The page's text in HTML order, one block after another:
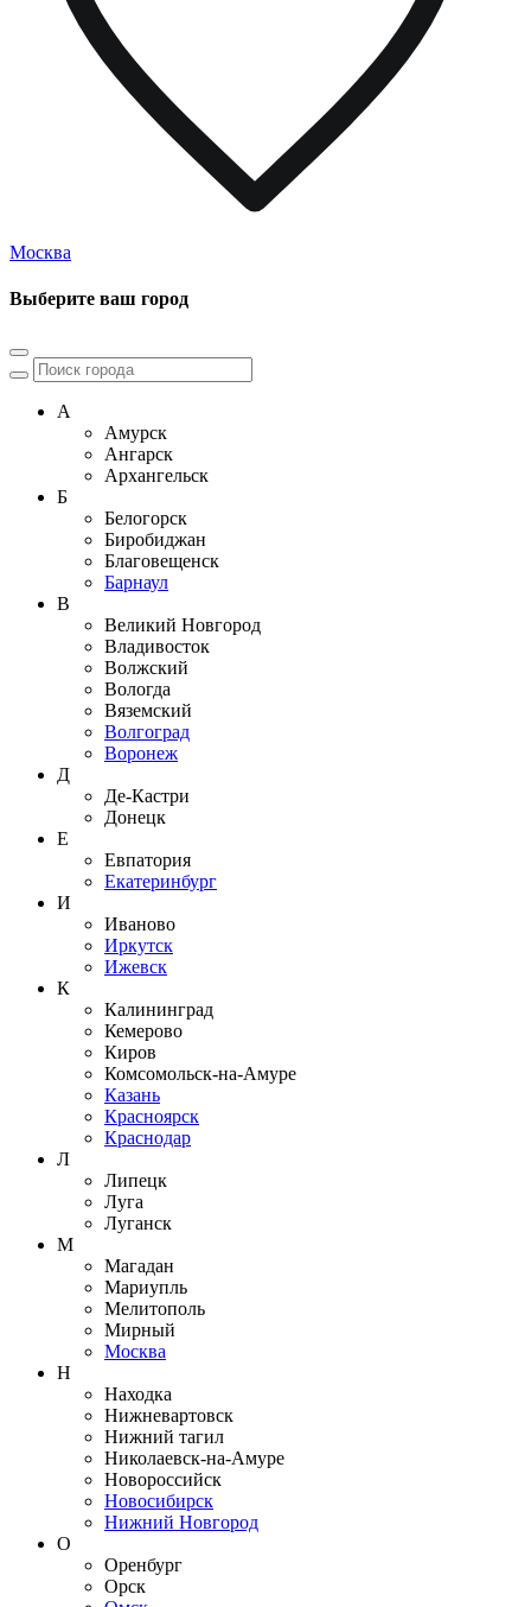
Москва
Выберите ваш город
А
Амурск
Ангарск
Архангельск
Б
Белогорск
Биробиджан
Благовещенск
Барнаул
В
Великий Новгород
Владивосток
Волжский
Вологда
Вяземский
Волгоград
Воронеж
Д
Де-Кастри
Донецк
Е
Евпатория
Екатеринбург
И
Иваново
Иркутск
Ижевск
К
Калининград
Кемерово
Киров
Комсомольск-на-Амуре
Казань
Красноярск
Краснодар
Л
Липецк
Луга
Луганск
М
Магадан
Мариупль
Мелитополь
Мирный
Москва
Н
Находка
Нижневартовск
Нижний тагил
Николаевск-на-Амуре
Новороссийск
Новосибирск
Нижний Новгород
О
Оренбург
Орск